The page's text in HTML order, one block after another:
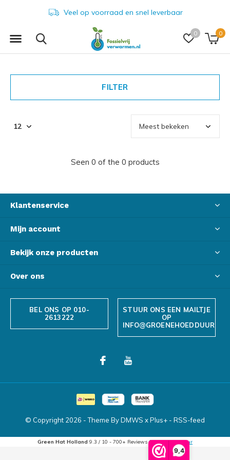
9,4
0 0
Veel op voorraad en snel leverbaar
FILTER
Seen 0 of the 0 products
Klantenservice
Mijn account
Bekijk onze producten
Over ons
BEL ONS OP 010-
2613222
STUUR ONS EEN MAILTJE
OP
© Copyright 2026 - Theme ByDMWS xPlus+ - RSS-feed
Green Hat Holland 9.3 / 10 - 700+ Reviews @Webwinkelkeur